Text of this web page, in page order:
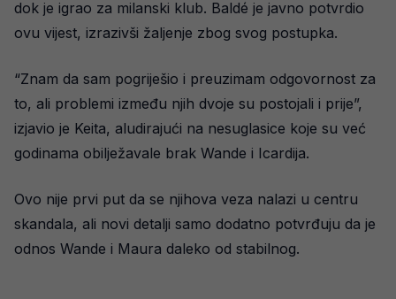
dok je igrao za milanski klub. Baldé je javno potvrdio
ovu vijest, izrazivši žaljenje zbog svog postupka.
“Znam da sam pogriješio i preuzimam odgovornost za
to, ali problemi između njih dvoje su postojali i prije”,
izjavio je Keita, aludirajući na nesuglasice koje su već
godinama obilježavale brak Wande i Icardija.
Ovo nije prvi put da se njihova veza nalazi u centru
skandala, ali novi detalji samo dodatno potvrđuju da je
odnos Wande i Maura daleko od stabilnog.